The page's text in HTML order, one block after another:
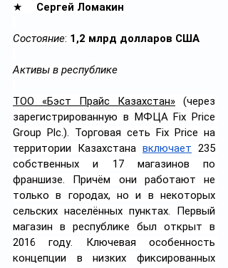
★ Сергей Ломакин
Состояние: 1,2 млрд долларов США
Активы в республике
ТОО «Бэст Прайс Казахстан» (через
зарегистрированную в МФЦА Fix Price
Group Plc.). Торговая сеть Fix Price на
территории Казахстана включает 235
собственных и 17 магазинов по
франшизе. Причём они работают не
только в городах, но и в некоторых
сельских населённых пунктах. Первый
магазин в республике был открыт в
2016 году. Ключевая особенность
концепции в низких фиксированных